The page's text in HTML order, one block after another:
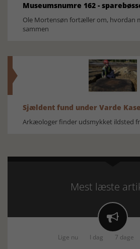
Museumsnumre 162 -
Ole Mortensøn fortæller om, hvordan
sammen
Sjældent fund under Varde
Arkæologer finder udsmykket ildsted
Mest læste

Lige nu I dag 7 dage